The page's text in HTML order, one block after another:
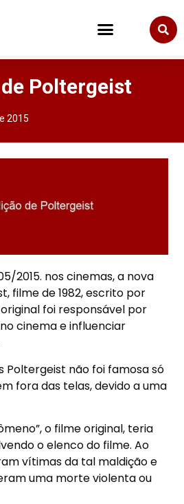
Poltergeist
2015
2015. nos cinemas, a nova
filme de 1982, escrito por
foi responsável por
cinema e influenciar
Poltergeist não foi famosa só
fora das telas, devido a uma
o filme original, teria
o elenco do filme. Ao
vítimas da tal maldição e
uma morte violenta ou